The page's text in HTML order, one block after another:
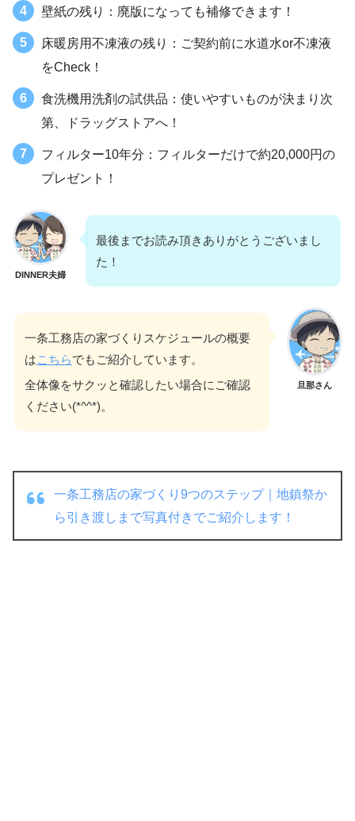
壁紙の残り：廃版になっても補修できます！
床暖房用不凍液の残り：ご契約前に水道水or不凍液
をCheck！
食洗機用洗剤の試供品：使いやすいものが決まり次
第、ドラッグストアへ！
フィルター10年分：フィルターだけで約20,000円の
プレゼント！
DINNER夫婦
最後までお読み頂きありがとうございまし
た！
旦那さん
一条工務店の家づくりスケジュールの概要
はこちらでもご紹介しています。
全体像をサクッと確認したい場合にご確認
ください(*^^*)。
一条工務店の家づくり9つのステップ｜地鎮祭か
ら引き渡しまで写真付きでご紹介します！